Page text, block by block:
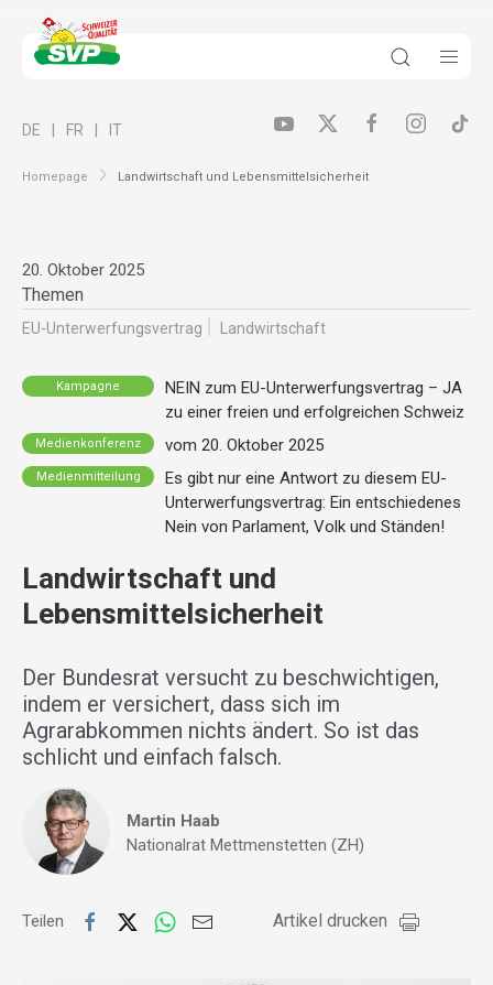
Homepage Landwirtschaft und Lebensmittelsicherheit
DE FR IT
20. Oktober 2025
Themen
EU-Unterwerfungsvertrag Landwirt­schaft
Kampagne
NEIN zum EU-Unterwerfungsvertrag – JA
zu einer freien und erfolgreichen Schweiz
Medienkonferenz vom 20. Oktober 2025
Medienmitteilung
Es gibt nur eine Antwort zu diesem EU-
Unterwerfungsvertrag: Ein entschiedenes
Nein von Parlament, Volk und Ständen!
Landwirtschaft und
Lebensmittelsicherheit
Der Bundesrat versucht zu beschwichtigen,
indem er versichert, dass sich im
Agrarabkommen nichts ändert. So ist das
schlicht und einfach falsch.
Martin Haab
Nationalrat Mettmenstetten (ZH)
Teilen Artikel drucken